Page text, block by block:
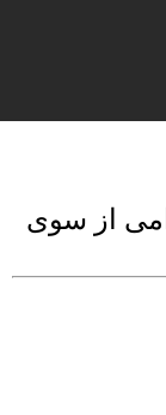
از سوی